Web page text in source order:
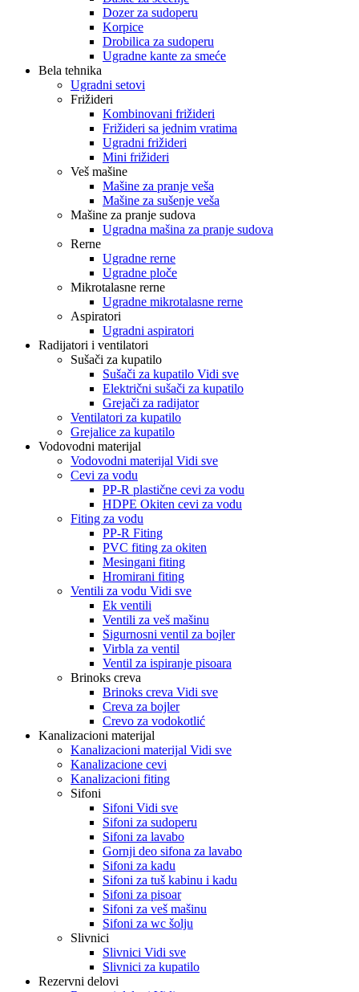
Dozer za sudoperu
Korpice
Drobilica za sudoperu
Ugradne kante za smeće
Bela tehnika
Ugradni setovi
Frižideri
Kombinovani frižideri
Frižideri sa jednim vratima
Ugradni frižideri
Mini frižideri
Veš mašine
Mašine za pranje veša
Mašine za sušenje veša
Mašine za pranje sudova
Ugradna mašina za pranje sudova
Rerne
Ugradne rerne
Ugradne ploče
Mikrotalasne rerne
Ugradne mikrotalasne rerne
Aspiratori
Ugradni aspiratori
Radijatori i ventilatori
Sušači za kupatilo
Sušači za kupatilo Vidi sve
Električni sušači za kupatilo
Grejači za radijator
Ventilatori za kupatilo
Grejalice za kupatilo
Vodovodni materijal
Vodovodni materijal Vidi sve
Cevi za vodu
PP-R plastične cevi za vodu
HDPE Okiten cevi za vodu
Fiting za vodu
PP-R Fiting
PVC fiting za okiten
Mesingani fiting
Hromirani fiting
Ventili za vodu Vidi sve
Ek ventili
Ventili za veš mašinu
Sigurnosni ventil za bojler
Virbla za ventil
Ventil za ispiranje pisoara
Brinoks creva
Brinoks creva Vidi sve
Creva za bojler
Crevo za vodokotlić
Kanalizacioni materijal
Kanalizacioni materijal Vidi sve
Kanalizacione cevi
Kanalizacioni fiting
Sifoni
Sifoni Vidi sve
Sifoni za sudoperu
Sifoni za lavabo
Gornji deo sifona za lavabo
Sifoni za kadu
Sifoni za tuš kabinu i kadu
Sifoni za pisoar
Sifoni za veš mašinu
Sifoni za wc šolju
Slivnici
Slivnici Vidi sve
Slivnici za kupatilo
Rezervni delovi